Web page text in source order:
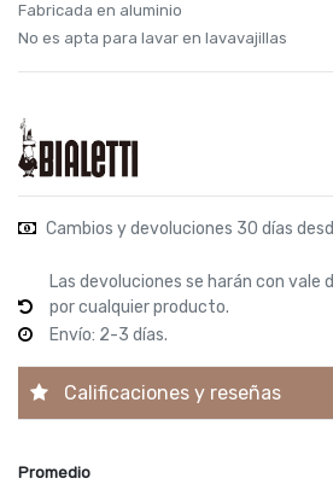
Fabricada en aluminio
No es apta para lavar en lavavajillas
Cambios y devoluciones 30 días
Las devoluciones se harán con vale
por cualquier producto.
Envío: 2-3 días.
Calificaciones y reseñas
Promedio